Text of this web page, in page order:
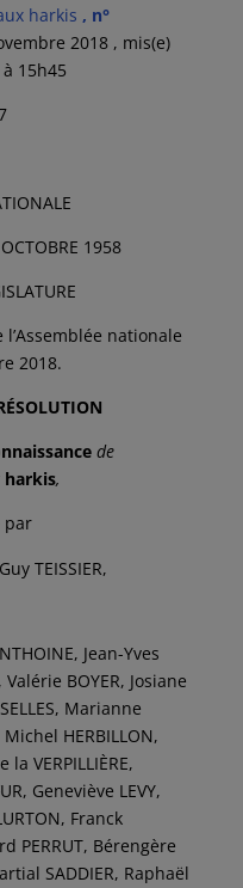
harkis , n°
2018 , mis(e)
15h45
1958
nationale
2018.
de
harkis,
par
TEISSIER,
Jean-Yves
BOYER, Josiane
Marianne
Michel HERBILLON,
VERPILLIÈRE,
Geneviève LEVY,
Franck
PERRUT, Bérengère
SADDIER, Raphaël